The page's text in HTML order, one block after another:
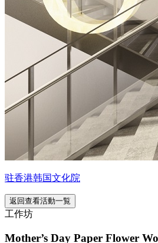
驻香港韩国文化院
返回查看活動一覧
工作坊
Mother’s Day Paper Flower